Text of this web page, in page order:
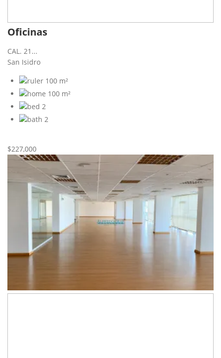
Oficinas
CAL. 21...
San Isidro
100 m²
100 m²
2
2
$227,000